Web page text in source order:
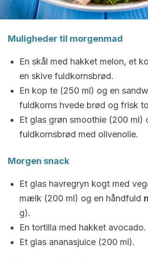
Muligheder til morgenmad
En skål med hakket melon, et
en skive fuldkornsbrød.
En kop te (250 ml) og en
fuldkorns hvede brød og frisk
Et glas grøn smoothie (200 ml)
fuldkornsbrød med olivenolie.
Morgen snack
Et glas havregryn kogt med
mælk (200 ml) og en håndfuld
g).
En tortilla med hakket avocado.
Et glas ananasjuice (200 ml).